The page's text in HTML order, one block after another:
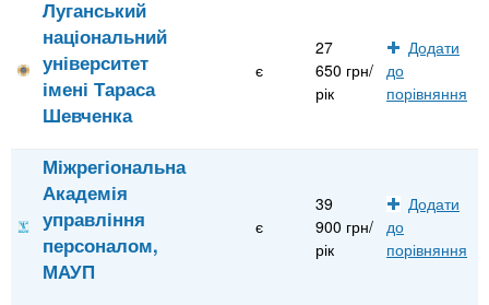
Луганський
національний
університет
імені Тараса
Шевченка
є
27
650 грн/
рік
Додати
до
порівняння
Міжрегіональна
Академія
управління
персоналом,
МАУП
є
39
900 грн/
рік
Додати
до
порівняння